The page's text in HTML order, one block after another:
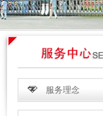
服务理念